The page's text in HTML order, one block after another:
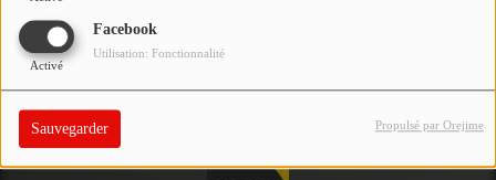
Facebook
Activé
Utilisation: Fonctionnalité
Sauvegarder Propulsé par Orejime
PARTICIPEZ
JEUX CONCOURS
RECRUTEMENT
VENEZ DANS LE PUBLIC !